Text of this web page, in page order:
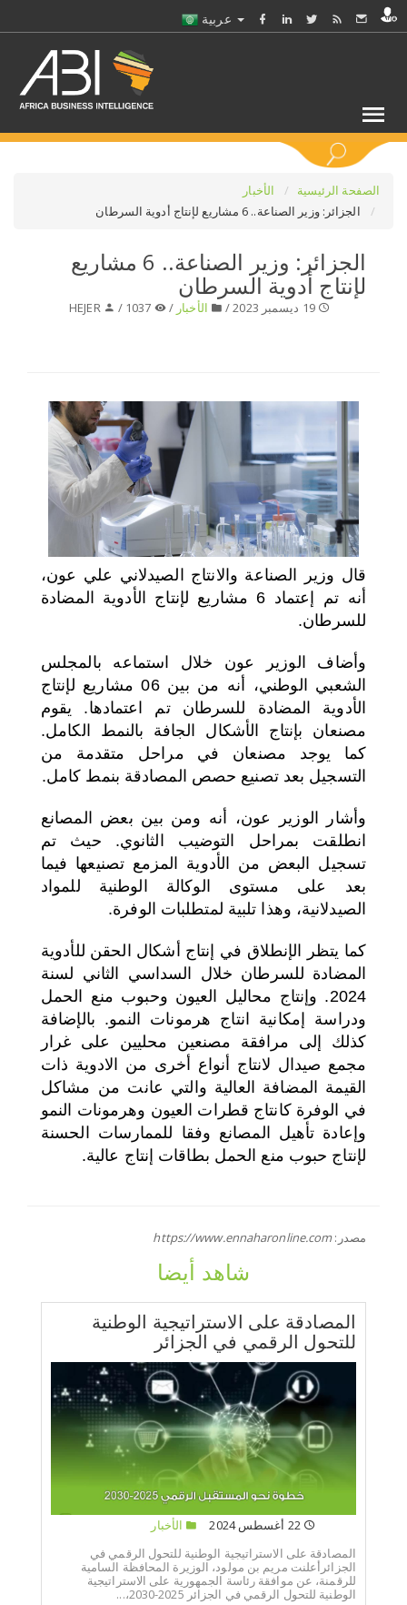
اختر بلدا/بلدان
الصفحة الرئيسية
الأخبار
الجزائر: وزير الصناعة.. 6 مشاريع لإنتاج أدوية السرطان
الجزائر: وزير الصناعة.. 6 مشاريع
لإنتاج أدوية السرطان
19 ديسمبر 2023 / الأخبار /
HEJER
قال وزير الصناعة والانتاج الصيدلاني علي عون،
أنه تم إعتماد 6 مشاريع لإنتاج الأدوية المضادة
للسرطان.
وأضاف الوزير عون خلال استماعه بالمجلس
الشعبي الوطني، أنه من بين 06 مشاريع لإنتاج
الأدوية المضادة للسرطان تم اعتمادها. يقوم
مصنعان بإنتاج الأشكال الجافة بالنمط الكامل.
كما يوجد مصنعان في مراحل متقدمة من
التسجيل بعد تصنيع حصص المصادقة بنمط كامل.
وأشار الوزير عون، أنه ومن بين بعض المصانع
انطلقت بمراحل التوضيب الثانوي. حيث تم
تسجيل البعض من الأدوية المزمع تصنيعها فيما
بعد على مستوى الوكالة الوطنية للمواد
الصيدلانية، وهذا تلبية لمتطلبات الوفرة.
كما يتظر الإنطلاق في إنتاج أشكال الحقن للأدوية
المضادة للسرطان خلال السداسي الثاني لسنة
2024. وإنتاج محاليل العيون وحبوب منع الحمل
ودراسة إمكانية انتاج هرمونات النمو. بالإضافة
كذلك إلى مرافقة مصنعين محليين على غرار
مجمع صيدال لانتاج أنواع أخرى من الادوية ذات
القيمة المضافة العالية والتي عانت من مشاكل
في الوفرة كانتاج قطرات العيون وهرمونات النمو
وإعادة تأهيل المصانع وفقا للممارسات الحسنة
لإنتاج حبوب منع الحمل بطاقات إنتاج عالية.
مصدر:https://www.ennaharonline.com
شاهد أيضا
المصادقة على الاستراتيجية الوطنية
للتحول الرقمي في الجزائر
22 أغسطس 2024
الأخبار
المصادقة على الاستراتيجية الوطنية للتحول الرقمي في
الجزائرأعلنت مريم بن مولود، الوزيرة المحافظة السامية
للرقمنة، عن موافقة رئاسة الجمهورية على الاستراتيجية
الوطنية للتحول الرقمي في الجزائر 2025-2030،...